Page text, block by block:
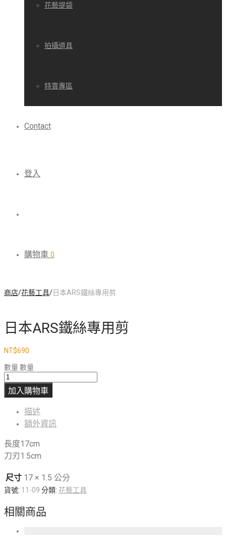
花藝提袋
拍攝道具
特賣專區
Contact
登入
購物車 0
商店/花藝工具/日本ARS鐵絲專用剪
日本ARS鐵絲專用剪
NT$690
數量數量
加入購物車
描述
額外資訊
長度17cm
刀刃1.5cm
尺寸 17 × 1.5 公分
貨號: 11-09 分類: 花藝工具
相關商品